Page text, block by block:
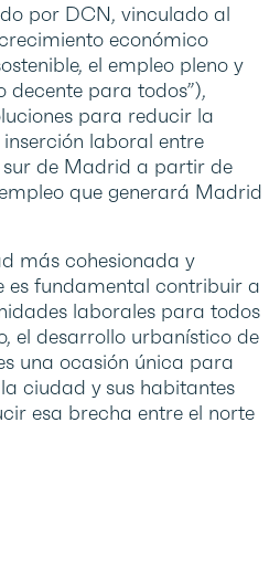
por DCN, vinculado al
económico
el empleo pleno y
para todos”),
para reducir la
laboral entre
de Madrid a partir de
que generará Madrid
más cohesionada y
es fundamental contribuir a
laborales para todos
el desarrollo urbanístico de
una ocasión única para
ciudad y sus habitantes
esa brecha entre el norte